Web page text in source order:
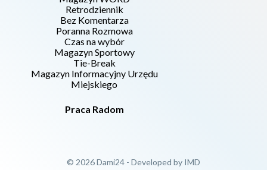
Retrodziennik
Bez Komentarza
Poranna Rozmowa
Czas na wybór
Magazyn Sportowy
Tie-Break
Magazyn Informacyjny Urzędu
Miejskiego
Praca Radom
© 2026 Dami24 - Developed by IMD